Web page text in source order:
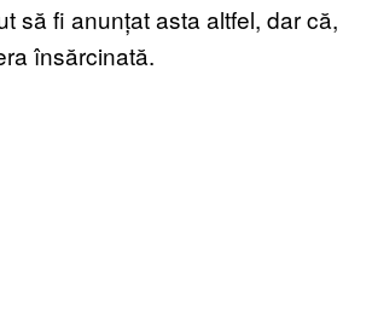
să fi anunțat asta altfel, dar că,
însărcinată.